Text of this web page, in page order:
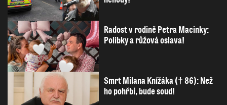
Radost v rodině Petra Macinky:
Polibky a růžová oslava!
Smrt Milana Knížáka († 86): Než
ho pohřbí, bude soud!